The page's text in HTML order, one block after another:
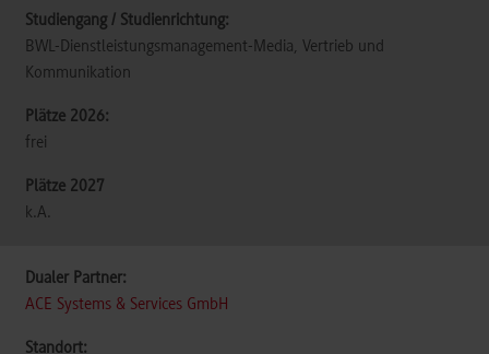
BWL-Dienstleistungsmanagement-Media, Vertrieb und
Kommunikation
frei
k.A.
ACE Systems & Services GmbH